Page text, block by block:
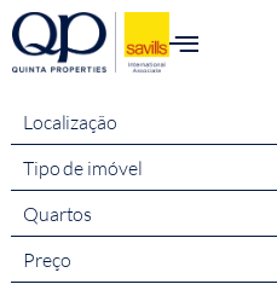
conteúdo
Localização
Tipo de imóvel
Quartos
Preço